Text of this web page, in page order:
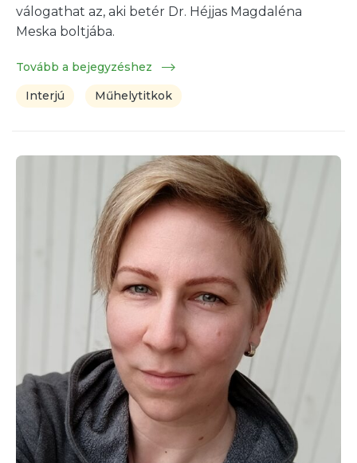
válogathat az, aki betér Dr. Héjjas Magdaléna
Meska boltjába.
Tovább a bejegyzéshez
Interjú
Műhelytitkok